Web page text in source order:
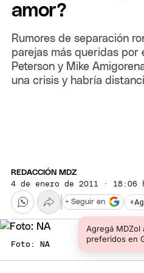
amor?
Rumores de separación
parejas más queridas por
Peterson y Mike
una crisis y habría
REDACCIÓN MDZ
4 de enero de 2011 · 18:06
+
Agregá MDZol
preferidos en
+ Seguir en
Foto: NA